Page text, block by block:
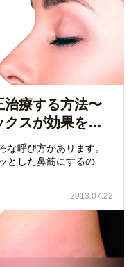
治療する方法〜
クスが効果を…
な呼び方があります。
とした鼻筋にするの
2013.07.22